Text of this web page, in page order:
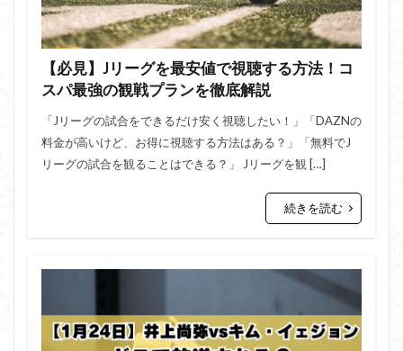
【必見】Jリーグを最安値で視聴する方法！コ
スパ最強の観戦プランを徹底解説
「Jリーグの試合をできるだけ安く視聴したい！」「DAZNの
料金が高いけど、お得に視聴する方法はある？」「無料でJ
リーグの試合を観ることはできる？」 Jリーグを観 […]
続きを読む